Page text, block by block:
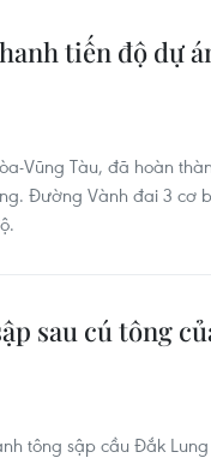
tiến độ dự
Vũng Tàu, đã hoàn
Đường Vành đai 3 cơ
sau cú tông
tông sập cầu Đắk